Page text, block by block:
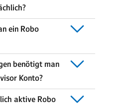
ein Robo
benötigt man
Konto?
aktive Robo